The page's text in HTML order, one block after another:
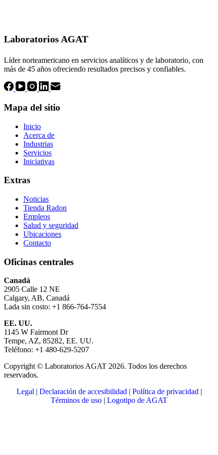
Laboratorios AGAT
Líder norteamericano en servicios analíticos y de laboratorio, con
más de 45 años ofreciendo resultados precisos y confiables.
Mapa del sitio
Inicio
Acerca de
Industrias
Servicios
Iniciativas
Extras
Noticias
Tienda Radon
Empleos
Salud y seguridad
Ubicaciones
Contacto
Oficinas centrales
Canadá
2905 Calle 12 NE
Calgary, AB, Canadá
Lada sin costo: +1 866-764-7554
EE. UU.
1145 W Fairmont Dr
Tempe, AZ, 85282, EE. UU.
Teléfono: +1 480-629-5207
Copyright © Laboratorios AGAT 2026. Todos los derechos
reservados.
Legal| Declaración de accesibilidad| Política de privacidad|
Términos de uso
Logotipo de AGAT